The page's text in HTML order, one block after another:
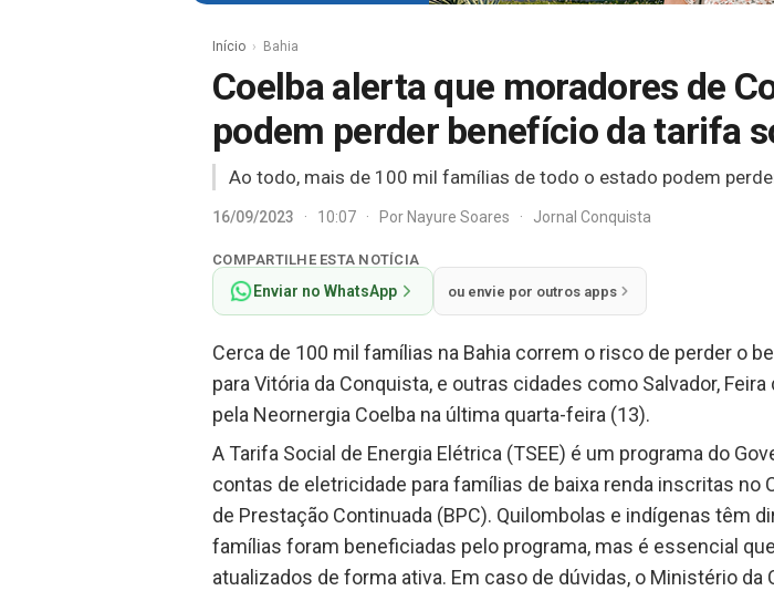
Início Bahia
Coelba alerta que moradores de
podem perder benefício da tarifa
Ao todo, mais de 100 mil famílias de todo o estado podem
16/09/2023 · 10:07 · PorNayure Soares · Jornal Conquista
COMPARTILHE ESTA NOTÍCIA
Enviar no WhatsApp ou envie por outros apps
Cerca de 100 mil famílias na Bahia correm o risco de perder o
para Vitória da Conquista, e outras cidades como Salvador,
pela Neornergia Coelba na última quarta-feira (13).
A Tarifa Social de Energia Elétrica (TSEE) é um programa do
contas de eletricidade para famílias de baixa renda inscritas
de Prestação Continuada (BPC). Quilombolas e indígenas têm
famílias foram beneficiadas pelo programa, mas é essencial
atualizados de forma ativa. Em caso de dúvidas, o Ministério